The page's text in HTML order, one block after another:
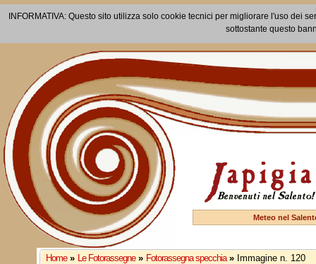
INFORMATIVA: Questo sito utilizza solo cookie tecnici per migliorare l'uso dei
sottostante questo
Meteo nel
Home » Le Fotorassegne » Fotorassegna specchia » Immagine n. 120